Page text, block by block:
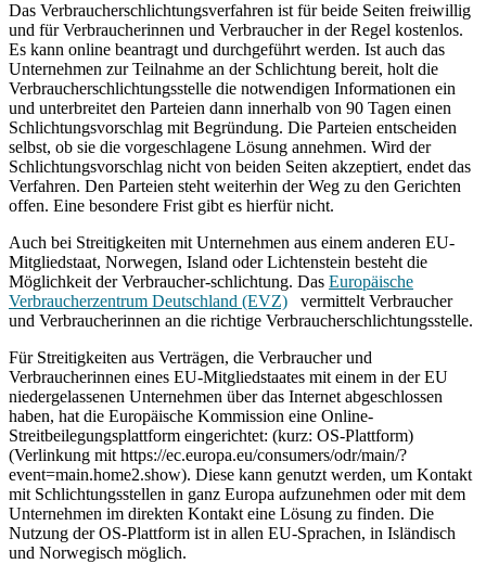
Das Verbraucherschlichtungsverfahren ist für beide Seiten freiwillig
und für Verbraucherinnen und Verbraucher in der Regel kostenlos.
Es kann online beantragt und durchgeführt werden. Ist auch das
Unternehmen zur Teilnahme an der Schlichtung bereit, holt die
Verbraucherschlichtungsstelle die notwendigen Informationen ein
und unterbreitet den Parteien dann innerhalb von 90 Tagen einen
Schlichtungsvorschlag mit Begründung. Die Parteien entscheiden
selbst, ob sie die vorgeschlagene Lösung annehmen. Wird der
Schlichtungsvorschlag nicht von beiden Seiten akzeptiert, endet das
Verfahren. Den Parteien steht weiterhin der Weg zu den Gerichten
offen. Eine besondere Frist gibt es hierfür nicht.
Auch bei Streitigkeiten mit Unternehmen aus einem anderen EU-
Mitgliedstaat, Norwegen, Island oder Lichtenstein besteht die
Möglichkeit der Verbraucher-schlichtung. Das Europäische
Verbraucherzentrum Deutschland (EVZ) vermittelt Verbraucher
und Verbraucherinnen an die richtige Verbraucherschlichtungsstelle.
Für Streitigkeiten aus Verträgen, die Verbraucher und
Verbraucherinnen eines EU-Mitgliedstaates mit einem in der EU
niedergelassenen Unternehmen über das Internet abgeschlossen
haben, hat die Europäische Kommission eine Online-
Streitbeilegungsplattform eingerichtet: (kurz: OS-Plattform)
(Verlinkung mit https://ec.europa.eu/consumers/odr/main/?
event=main.home2.show). Diese kann genutzt werden, um Kontakt
mit Schlichtungsstellen in ganz Europa aufzunehmen oder mit dem
Unternehmen im direkten Kontakt eine Lösung zu finden. Die
Nutzung der OS-Plattform ist in allen EU-Sprachen, in Isländisch
und Norwegisch möglich.